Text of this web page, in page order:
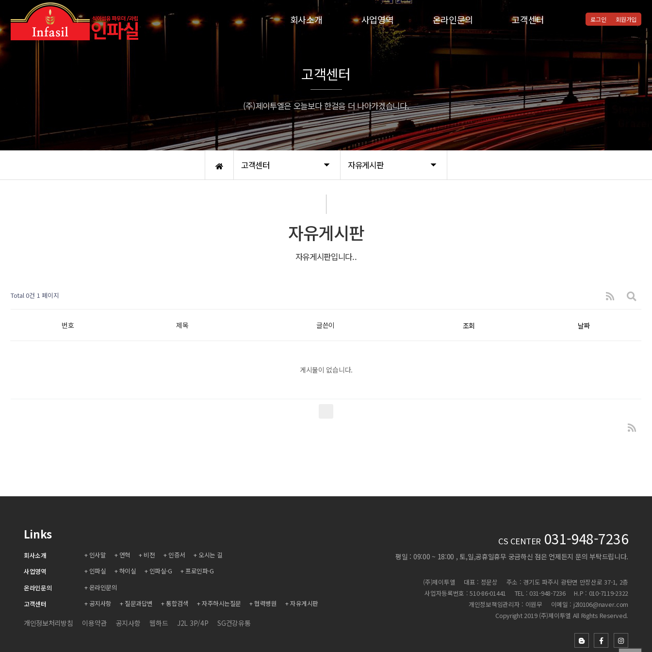
회사소개
비전
인증서
오시는 길
사업영역
인파실
프로인파-G
온라인문의
온라인문의
고객센터
통합검색
자주하시는질문
협력병원
자유게시판
로그인 회원가입
고객센터 자유게시판
고객센터
(주)제이투엘은 오늘보다 한걸음 더 나아가겠습니다.
자유게시판
자유게시판입니다..
Total 0건 1 페이지
번호 제목 글쓴이 조회 날짜
게시물이 없습니다.
Links
회사소개 인사말 연혁 비전 인증서
오시는 길
사업영역
인파실 하이실 인파실-G
프로인파-G
온라인문의
온라인문의
고객센터
공지사항 질문과답변 통합검색 자주하시는질문 협력병원 자유게시판
개인정보처리방침 이용약관 공지사항 웹하드 J2L 3P/4P SG건강유통
CS CENTER 031-948-7236
평일 : 09:00 ~ 18:00 , 토,일,공휴일휴무 궁금하신 점은 언제든지 문의 부탁드립니다.
(주)제이투엘 대표 : 정문상
주소 : 경기도 파주시 광탄면 만장산로 37-1, 2층
사업자등록번호 : 510-86-01441
TEL : 031-948-7236
H.P : 010-7119-2322
개인정보책임관리자 : 이원무
이메일 : j2l0106@naver.com
Copyright 2019 (주)제이투엘 All Rights Reserved.